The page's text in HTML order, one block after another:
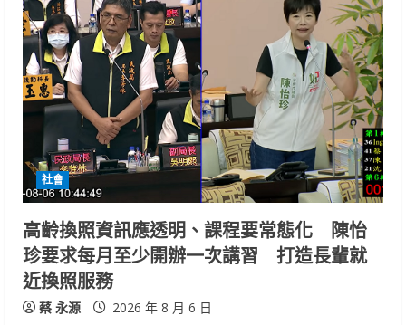
社會
高齡換照資訊應透明、課程要常態化 陳怡
珍要求每月至少開辦一次講習 打造長輩就
近換照服務
蔡 永源 2026 年 8 月 6 日